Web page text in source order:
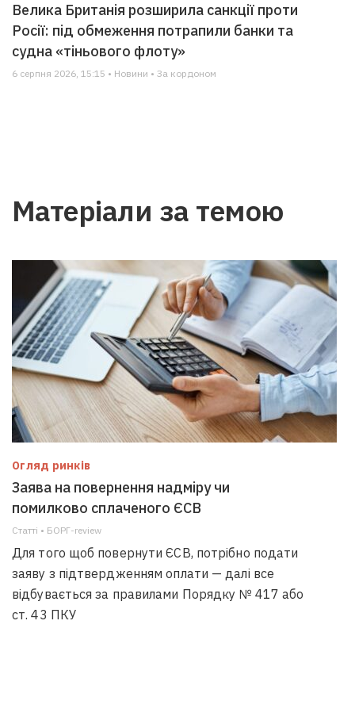
Велика Британія розширила санкції проти
Росії: під обмеження потрапили банки та
судна «тіньового флоту»
6 серпня 2026, 15:15 • Новини • За кордоном
Матеріали за темою
Огляд ринків
Заява на повернення надміру чи
помилково сплаченого ЄСВ
Статті • БОРГ-review
Для того щоб повернути ЄСВ, потрібно подати
заяву з підтвердженням оплати — далі все
відбувається за правилами Порядку № 417 або
ст. 43 ПКУ